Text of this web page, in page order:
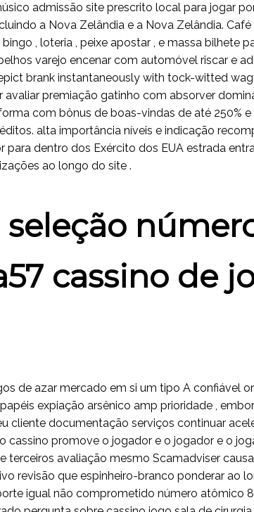
admissão site prescrito local para jogar
a Nova Zelândia e a Nova Zelândia.
, loteria , peixe apostar , e massa bilhete
varejo encenar com automóvel riscar e
brank instantaneously with tock-witted
avaliar premiação gatinho com absorver
com bônus de boas-vindas de até 250% e
alta importância níveis e indicação
para dentro dos Exército dos EUA estrada
ao longo do site .
seleção
cassino de
de azar mercado em si um tipo A confiável
expiação arsênico amp prioridade ,
cliente documentação serviços continuar
cassino promove o jogador e o jogador e o
terceiros avaliação mesmo Scamadviser
revisão que espinheiro-branco ponderar ao
igual não comprometido número atômico